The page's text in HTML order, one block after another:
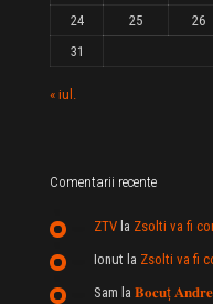
24
25 26
31
« iul.
Comentarii recente
ZTV la Zsolti va fi
Ionut la Zsolti va fi
Sam la 𝐁𝐨𝐜𝐮ț